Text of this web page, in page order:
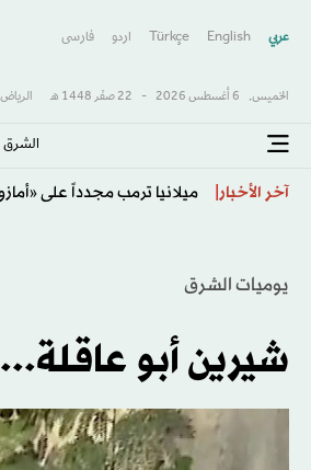
عربي English
Türkçe اردو فارسى
الخميس, 6 أغسطس 2026 - 22 صفَر 1448 هـ
الشرق
آخر الأخبار الأهلي يتعاقد مع المدرب
يوميات الشرق
شيرين أبو